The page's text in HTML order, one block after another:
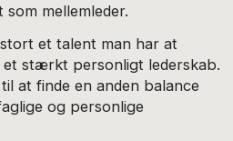
mellemleder.
et talent man har at
stærkt personligt lederskab.
at finde en anden balance
og personlige